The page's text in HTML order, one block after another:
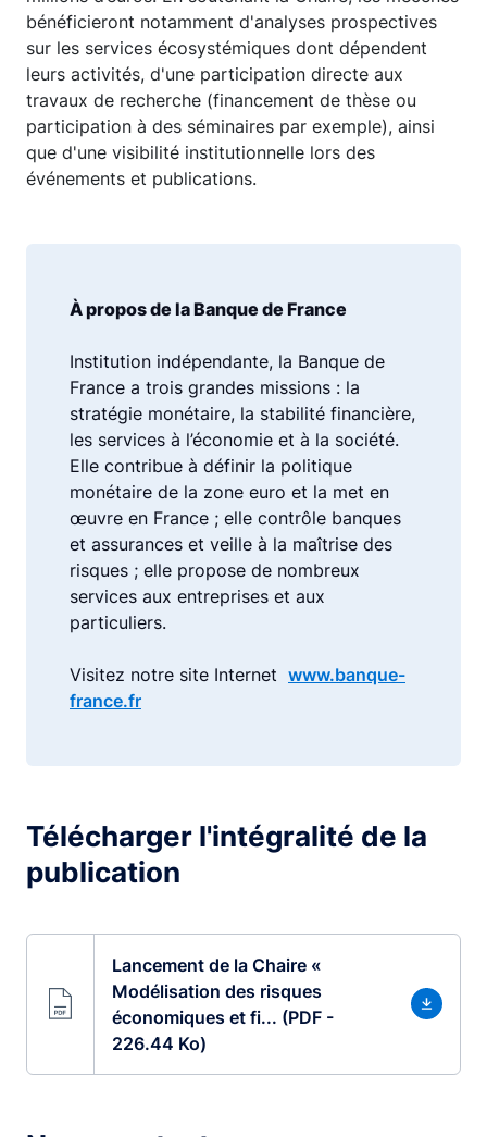
bénéficieront notamment d'analyses prospectives
sur les services écosystémiques dont dépendent
leurs activités, d'une participation directe aux
travaux de recherche (financement de thèse ou
participation à des séminaires par exemple), ainsi
que d'une visibilité institutionnelle lors des
événements et publications.
À propos de la Banque de France
Institution indépendante, la Banque de
France a trois grandes missions : la
stratégie monétaire, la stabilité financière,
les services à l’économie et à la société.
Elle contribue à définir la politique
monétaire de la zone euro et la met en
œuvre en France ; elle contrôle banques
et assurances et veille à la maîtrise des
risques ; elle propose de nombreux
services aux entreprises et aux
particuliers.
Visitez notre site Internet www.banque-
france.fr
Télécharger l'intégralité de la
publication
Lancement de la Chaire «
Modélisation des risques
économiques et fi... (PDF -
226.44 Ko)